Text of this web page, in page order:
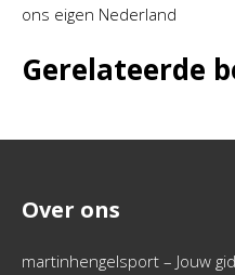
ons eigen Nederland
Gerelateerde
Over ons
martinhengelsport – Jouw